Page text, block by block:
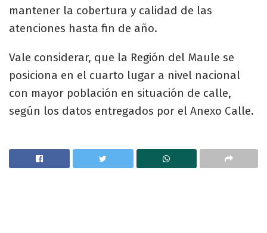
mantener la cobertura y calidad de las
atenciones hasta fin de año.
Vale considerar, que la Región del Maule se
posiciona en el cuarto lugar a nivel nacional
con mayor población en situación de calle,
según los datos entregados por el Anexo Calle.